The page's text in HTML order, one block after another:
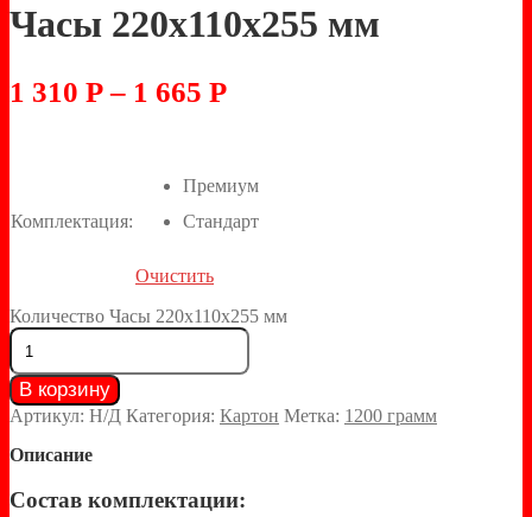
Часы 220х110х255 мм
1 310 Р– 1 665 Р
Комплектация:
Премиум
Стандарт
Очистить
Количество Часы 220х110х255 мм
В корзину
Артикул: Н/Д Категория: Картон Метка: 1200 грамм
Описание
Состав комплектации: